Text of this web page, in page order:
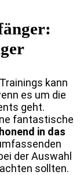
kann
es um die
geht.
fantastische
in das
der Auswahl
sollten.